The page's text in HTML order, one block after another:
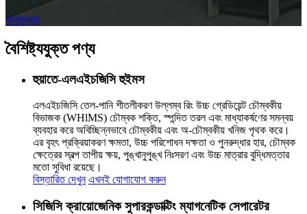
অনুসন্ধান
বৈশিষ্ট্যযুক্ত পণ্য
হুয়াতে-এলএইচজিসি হুইমস
এলএইচজিসি তেল-পানি শীতলীকরণ উল্লম্ব রিং উচ্চ গ্রেডিয়েন্ট চৌম্বকীয়
বিভাজক (WHlMS) চৌম্বক শক্তি, স্পন্দিত তরল এবং মাধ্যাকর্ষণের সমন্বয়
ব্যবহার করে অবিচ্ছিন্নভাবে চৌম্বকীয় এবং অ-চৌম্বকীয় খনিজ পৃথক করে।
এর বৃহৎ প্রক্রিয়াকরণ ক্ষমতা, উচ্চ পরিশোধন দক্ষতা ও পুনরুদ্ধার হার, চৌম্বক
ক্ষেত্রের স্বল্প তাপীয় ক্ষয়, পুঙ্খানুপুঙ্খ নিঃসরণ এবং উচ্চ মাত্রার বুদ্ধিমত্তার
মতো সুবিধা রয়েছে।
বিস্তারিত দেখুন এখনই যোগাযোগ করুন
সিজিসি ক্রায়োজেনিক সুপারকন্ডাক্টিং ম্যাগনেটিক সেপারেটর